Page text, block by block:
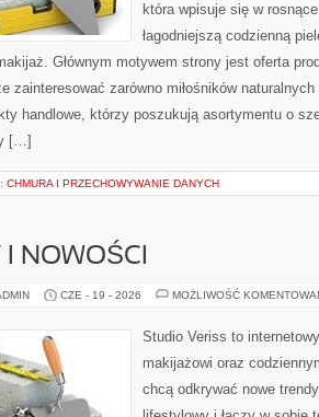
która wpisuje się w
łagodniejszą codzienną
Głównym motywem strony jest oferta
zainteresować zarówno miłośników
handlowe, którzy poszukują asortymentu o
[…]
CHMURA I PRZECHOWYWANIE DANYCH
I NOWOŚCI
CZE - 19 - 2026 MOŻLIWOŚĆ
Studio Veriss to
makijażowi oraz
chcą odkrywać nowe